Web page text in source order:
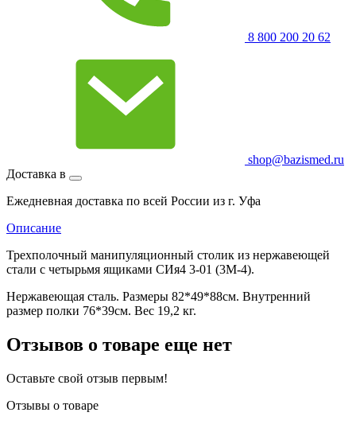
8 800 200 20 62
shop@bazismed.ru
Доставка в
Ежедневная доставка по всей России из г. Уфа
Описание
Трехполочный манипуляционный столик из нержавеющей
стали с четырьмя ящиками СИя4 3-01 (3М-4).
Нержавеющая сталь. Размеры 82*49*88см. Внутренний
размер полки 76*39см. Вес 19,2 кг.
Отзывов о товаре еще нет
Оставьте свой отзыв первым!
Отзывы о товаре